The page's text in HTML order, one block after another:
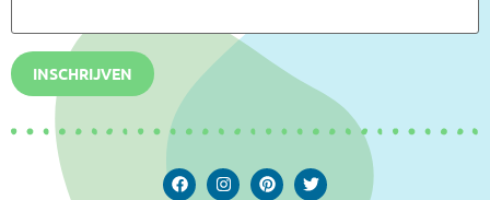
INSCHRIJVEN